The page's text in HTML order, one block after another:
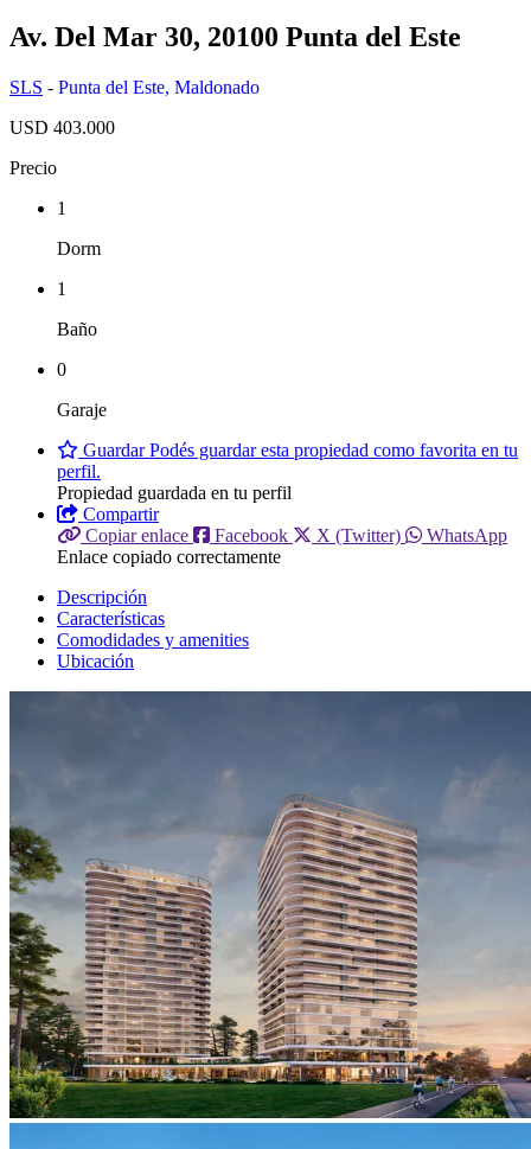
Av. Del Mar 30, 20100 Punta del Este
SLS - Punta del Este, Maldonado
USD 403.000
Precio
1
Dorm
1
Baño
0
Garaje
GuardarPodés guardar esta propiedad como favorita en tu
perfil.
Propiedad guardada en tu perfil
Compartir
Copiar enlace
Facebook X (Twitter)
WhatsApp
Enlace copiado correctamente
Descripción
Características
Comodidades y amenities
Ubicación